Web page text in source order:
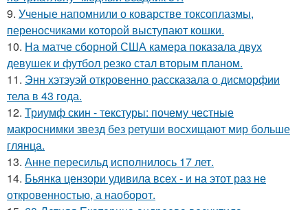
9. Ученые напомнили о коварстве токсоплазмы,
переносчиками которой выступают кошки.
10. На матче сборной США камера показала двух
девушек и футбол резко стал вторым планом.
11. Энн хэтэуэй откровенно рассказала о дисморфии
тела в 43 года.
12. Триумф скин - текстуры: почему честные
макроснимки звезд без ретуши восхищают мир больше
глянца.
13. Анне пересильд исполнилось 17 лет.
14. Бьянка цензори удивила всех - и на этот раз не
откровенностью, а наоборот.